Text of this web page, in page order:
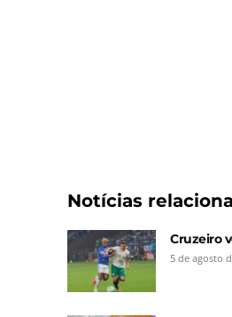
Notícias
Cruzeiro
5 de agosto